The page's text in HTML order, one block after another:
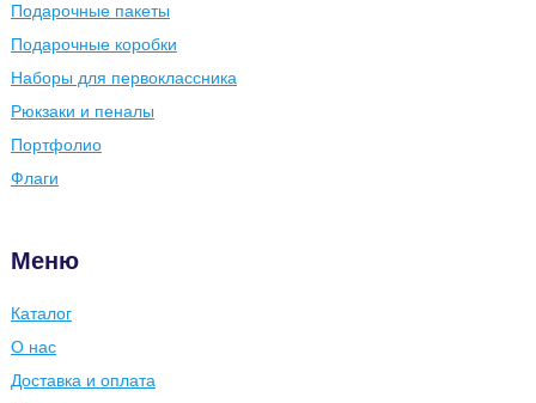
Подарочные пакеты
Подарочные коробки
Наборы для первоклассника
Рюкзаки и пеналы
Портфолио
Флаги
Меню
Каталог
О нас
Доставка и оплата